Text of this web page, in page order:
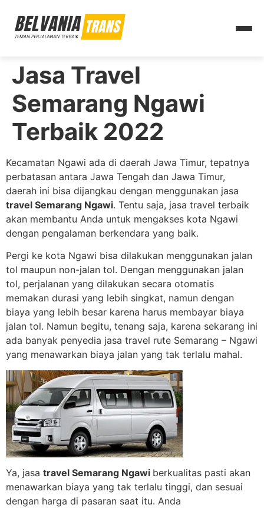
Jasa Travel
Semarang Ngawi
Terbaik 2022
Kecamatan Ngawi ada di daerah Jawa Timur, tepatnya
perbatasan antara Jawa Tengah dan Jawa Timur,
daerah ini bisa dijangkau dengan menggunakan jasa
travel Semarang Ngawi. Tentu saja, jasa travel terbaik
akan membantu Anda untuk mengakses kota Ngawi
dengan pengalaman berkendara yang baik.
Pergi ke kota Ngawi bisa dilakukan menggunakan jalan
tol maupun non-jalan tol. Dengan menggunakan jalan
tol, perjalanan yang dilakukan secara otomatis
memakan durasi yang lebih singkat, namun dengan
biaya yang lebih besar karena harus membayar biaya
jalan tol. Namun begitu, tenang saja, karena sekarang ini
ada banyak penyedia jasa travel rute Semarang – Ngawi
yang menawarkan biaya jalan yang tak terlalu mahal.
Ya, jasa travel Semarang Ngawi berkualitas pasti akan
menawarkan biaya yang tak terlalu tinggi, dan sesuai
dengan harga di pasaran saat itu. Anda